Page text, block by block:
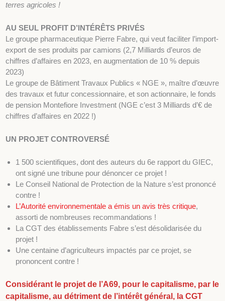
terres agricoles !
AU SEUL PROFIT D’INTÉRÊTS PRIVÉS
Le groupe pharmaceutique Pierre Fabre, qui veut faciliter l’import-
export de ses produits par camions (2,7 Milliards d’euros de
chiffres d’affaires en 2023, en augmentation de 10 % depuis
2023)
Le groupe de Bâtiment Travaux Publics « NGE », maître d’œuvre
des travaux et futur concessionnaire, et son actionnaire, le fonds
de pension Montefiore Investment (NGE c’est 3 Milliards d’€ de
chiffres d’affaires en 2022 !)
UN PROJET CONTROVERSÉ
1 500 scientifiques, dont des auteurs du 6e rapport du GIEC,
ont signé une tribune pour dénoncer ce projet !
Le Conseil National de Protection de la Nature s’est prononcé
contre !
L’Autorité environnementale a émis un avis très critique,
assorti de nombreuses recommandations !
La CGT des établissements Fabre s’est désolidarisée du
projet !
Une centaine d’agriculteurs impactés par ce projet, se
prononcent contre !
Considérant le projet de l’A69, pour le capitalisme, par le
capitalisme, au détriment de l’intérêt général, la CGT